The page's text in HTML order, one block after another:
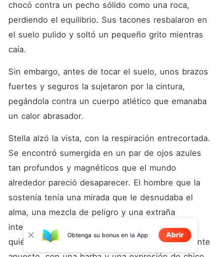
chocó contra un pecho sólido como una roca,
perdiendo el equilibrio. Sus tacones resbalaron en
el suelo pulido y soltó un pequeño grito mientras
caía.
Sin embargo, antes de tocar el suelo, unos brazos
fuertes y seguros la sujetaron por la cintura,
pegándola contra un cuerpo atlético que emanaba
un calor abrasador.
Stella alzó la vista, con la respiración entrecortada.
Se encontró sumergida en un par de ojos azules
tan profundos y magnéticos que el mundo
alrededor pareció desaparecer. El hombre que la
sostenía tenía una mirada que le desnudaba el
alma, una mezcla de peligro y una extraña
intensidad que la dejó sin aliento. Ella no sabía
quién era él. Solo veía a un hombre increíblemente
Obtenga su bonus en la App Abrir